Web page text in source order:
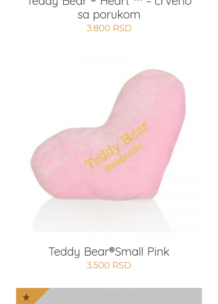
sa porukom
3.800 RSD
Teddy Bear®️Small Pink
3.500 RSD